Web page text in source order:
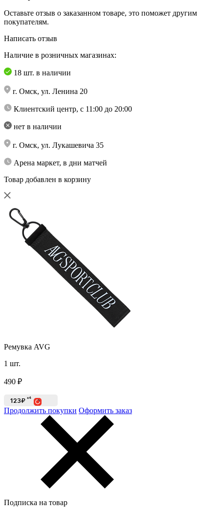
Оставьте отзыв о заказанном товаре, это поможет другим
покупателям.
Написать отзыв
Наличие в розничных магазинах:
18 шт. в наличии
г. Омск, ул. Ленина 20
Клиентский центр, с 11:00 до 20:00
нет в наличии
г. Омск, ул. Лукашевича 35
Арена маркет, в дни матчей
Товар добавлен в корзину
Ремувка AVG
1 шт.
490 ₽
123₽ x4
Продолжить покупки Оформить заказ
Подписка на товар